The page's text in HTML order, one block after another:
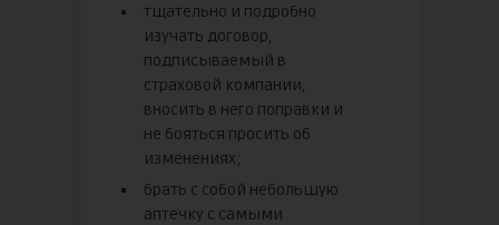
тщательно и подробно
изучать договор,
подписываемый в
страховой компании,
вносить в него поправки и
не бояться просить об
изменениях;
брать с собой небольшую
аптечку с самыми